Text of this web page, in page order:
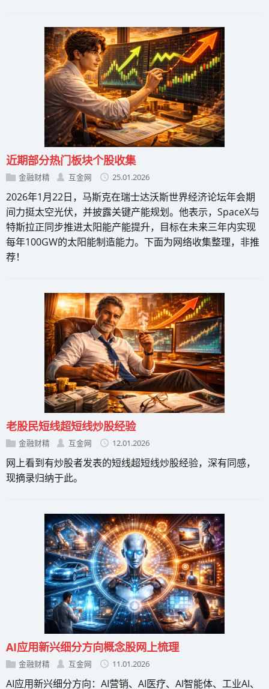
近期部分热门板块个股收集
金融财精 互金网 25.01.2026
2026年1月22日，马斯克在瑞士达沃斯世界经济论坛年会期
间力挺太空光伏，并披露关键产能规划。他表示，SpaceX与
特斯拉正同步推进太阳能产能提升，目标在未来三年内实现
每年100GW的太阳能制造能力。下面为网络收集整理，非推
荐！
老股民短线超短线炒股经验
金融财精 互金网 12.01.2026
网上看到有炒股者发表的短线超短线炒股经验，深有同感，
现摘录归纳于此。
AI应用新兴细分方向概念股网上梳理
金融财精 互金网 11.01.2026
AI应用新兴细分方向：AI营销、AI医疗、AI智能体、工业AI、